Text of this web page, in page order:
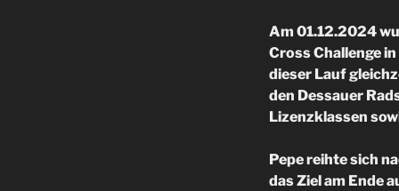
Am 01.12.2024
Cross Challenge
dieser Lauf
den Dessauer
Lizenzklassen
Pepe reihte sich
das Ziel am Ende